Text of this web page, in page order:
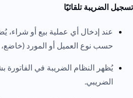
تسجيل الضريبة تلقائيًا
عند إدخال أي عملية بيع أو شراء،
حسب نوع العميل أو المورد
يُظهر النظام الضريبة في
الضريبي.